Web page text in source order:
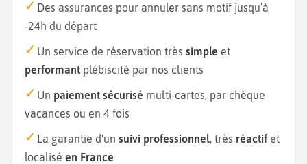
Des assurances pour annuler sans motif jusqu’à
-24h du départ
Un service de réservation très simple et
performant plébiscité par nos clients
Un paiement sécurisé multi-cartes, par chèque
vacances ou en 4 fois
La garantie d'un suivi professionnel, très réactif et
localisé en France